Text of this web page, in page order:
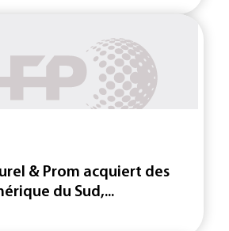
& Prom acquiert des
du Sud,...